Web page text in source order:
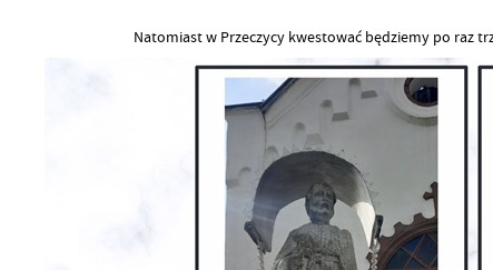
Natomiast w Przeczycy kwestować będziemy po raz